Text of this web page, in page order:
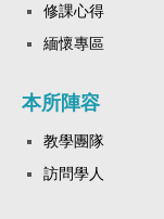
修課心得
緬懷專區
本所陣容
教學團隊
訪問學人